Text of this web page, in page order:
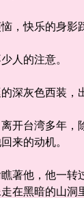
快乐的身影
人的注意。
灰色西装，
台湾多年，
来的动机。
他，他一转
在黑暗的山洞